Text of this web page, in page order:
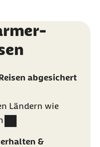
abgesichert
Ländern wie
&